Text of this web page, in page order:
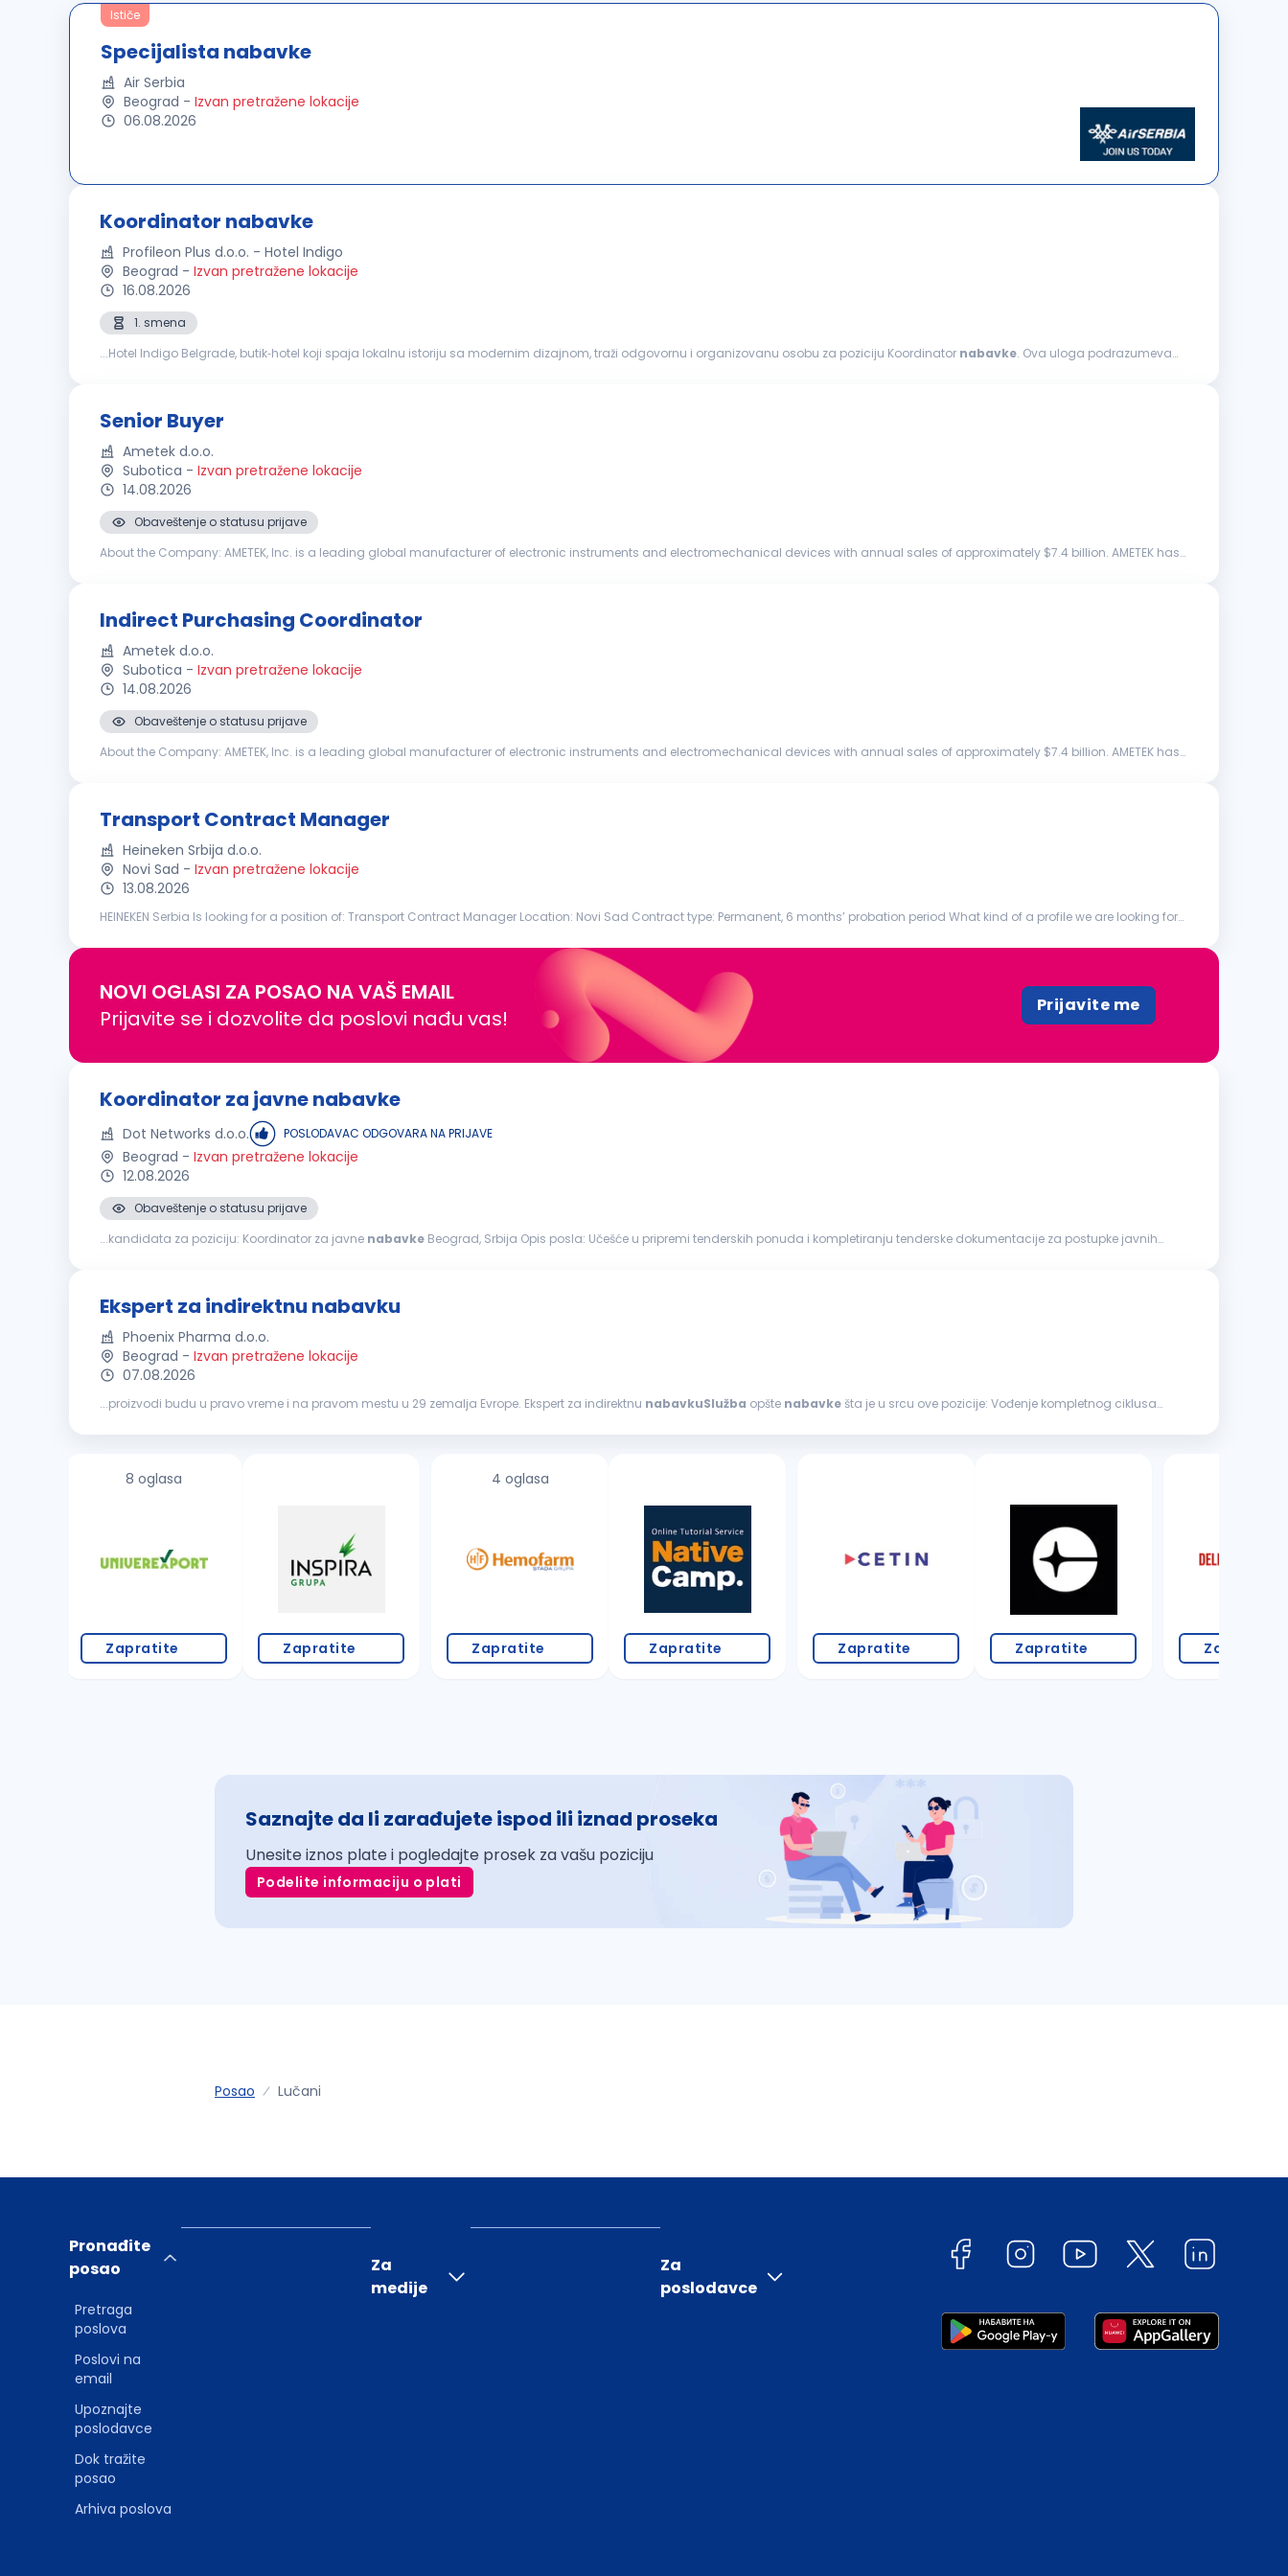
Ističe
Specijalista nabavke
Air Serbia
Beograd - Izvan pretražene lokacije
06.08.2026
Koordinator nabavke
Profileon Plus d.o.o. - Hotel Indigo
Beograd - Izvan pretražene lokacije
16.08.2026
1. smena
...Hotel Indigo Belgrade, butik‑hotel koji spaja lokalnu istoriju sa modernim dizajnom, traži odgovornu i organizovanu osobu za poziciju Koordinator nabavke. Ova uloga podrazumeva
Senior Buyer
Ametek d.o.o.
Subotica - Izvan pretražene lokacije
14.08.2026
Obaveštenje o statusu prijave
About the Company: AMETEK, Inc. is a leading global manufacturer of electronic instruments and electromechanical devices with annual sales of approximately $7.4 billion. AMETEK has
Indirect Purchasing Coordinator
Ametek d.o.o.
Subotica - Izvan pretražene lokacije
14.08.2026
Obaveštenje o statusu prijave
About the Company: AMETEK, Inc. is a leading global manufacturer of electronic instruments and electromechanical devices with annual sales of approximately $7.4 billion. AMETEK has
Transport Contract Manager
Heineken Srbija d.o.o.
Novi Sad - Izvan pretražene lokacije
13.08.2026
HEINEKEN Serbia Is looking for a position of: Transport Contract Manager Location: Novi Sad Contract type: Permanent, 6 months’ probation period What kind of a profile we are looking for?
NOVI OGLASI ZA POSAO NA VAŠ EMAIL
Prijavite se i dozvolite da poslovi nađu vas!
Prijavite me
Koordinator za javne nabavke
Dot Networks d.o.o. POSLODAVAC ODGOVARA NA PRIJAVE
Beograd - Izvan pretražene lokacije
12.08.2026
Obaveštenje o statusu prijave
...kandidata za poziciju: Koordinator za javne nabavke
Beograd, Srbija Opis posla: Učešće u pripremi tenderskih ponuda i kompletiranju tenderske dokumentacije za postupke javnih
Ekspert za indirektnu nabavku
Phoenix Pharma d.o.o.
Beograd - Izvan pretražene lokacije
07.08.2026
...proizvodi budu u pravo vreme i na pravom mestu u 29 zemalja Evrope. Ekspert za indirektnu nabavkuSlužba opšte nabavke
šta je u srcu ove pozicije: Vođenje kompletnog ciklusa
8 oglasa
Zapratite Zapratite
4 oglasa
Zapratite Zapratite Zapratite Zapratite Zapratite
Saznajte da li zarađujete ispod ili iznad proseka
Unesite iznos plate i pogledajte prosek za vašu poziciju
Podelite informaciju o plati
Posao Lučani
Pronađite
posao
Pretraga
poslova
Poslovi na
email
Upoznajte
poslodavce
Dok tražite
posao
Arhiva poslova
Za
medije
Za
poslodavce